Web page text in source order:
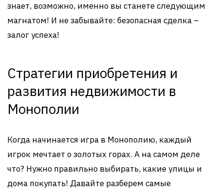
знает, возможно, именно вы станете следующим
магнатом! И не забывайте: безопасная сделка –
залог успеха!
Стратегии приобретения и
развития недвижимости в
Монополии
Когда начинается игра в Монополию, каждый
игрок мечтает о золотых горах. А на самом деле
что? Нужно правильно выбирать, какие улицы и
дома покупать! Давайте разберем самые